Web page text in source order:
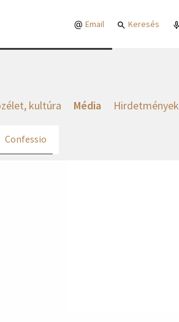
Email Keresés
kultúra Média Hirdetmények
Confessio